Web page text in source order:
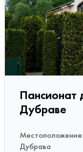
Пансионат
Дубраве
Дубрава